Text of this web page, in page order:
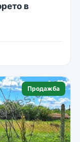
в
Продажба